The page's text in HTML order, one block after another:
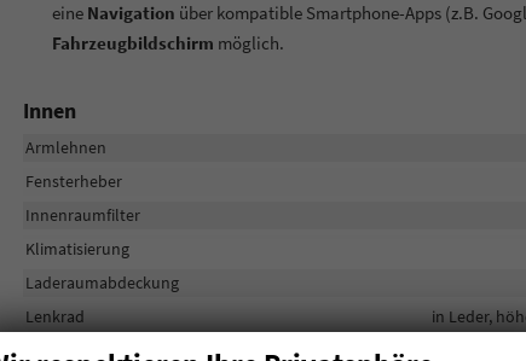
eine Navigation über kompatible Smartphone-Apps (z.B.
Fahrzeugbildschirm möglich.
Innen
Armlehnen
Fensterheber
Innenraumfilter
Klimatisierung
Laderaumabdeckung
Lenkrad
in Leder,
Isofix (Kindersitzbefestigung),